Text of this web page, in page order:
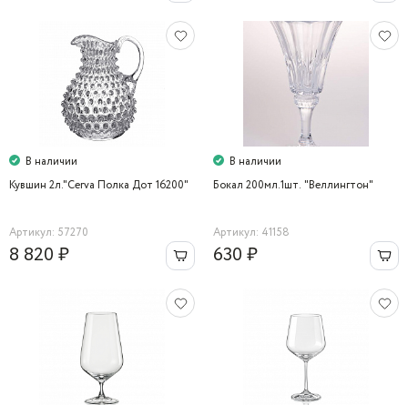
В наличии
Кувшин 2л."Cerva Полка Дот 16200"
Артикул: 57270
8 820 ₽
В наличии
Бокал 200мл.1шт. "Веллингтон"
Артикул: 41158
630 ₽